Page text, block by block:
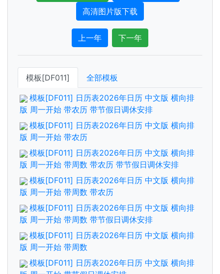
高清图片版下载
上一年 下一年
模板[DF011] 全部模板
模板[DF011] 日历表2026年日历 中文版 横向排
版 周一开始 带农历 带节假日调休安排
模板[DF011] 日历表2026年日历 中文版 横向排
版 周一开始 带农历
模板[DF011] 日历表2026年日历 中文版 横向排
版 周一开始 带周数 带农历 带节假日调休安排
模板[DF011] 日历表2026年日历 中文版 横向排
版 周一开始 带周数 带农历
模板[DF011] 日历表2026年日历 中文版 横向排
版 周一开始 带周数 带节假日调休安排
模板[DF011] 日历表2026年日历 中文版 横向排
版 周一开始 带周数
模板[DF011] 日历表2026年日历 中文版 横向排